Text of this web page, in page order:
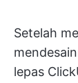
Setelah
lepas